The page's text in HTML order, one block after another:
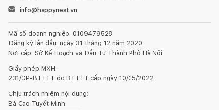
info@happynest.vn
Mã số doanh nghiệp: 0109479528
Đăng ký lần đầu: ngày 31 tháng 12 năm 2020
Nơi cấp: Sở Kế Hoạch và Đầu Tư Thành Phố Hà Nội
Giấy phép MXH:
231/GP-BTTTT do BTTTT cấp ngày 10/05/2022
Chịu trách nhiệm nội dung:
Bà Cao Tuyết Minh